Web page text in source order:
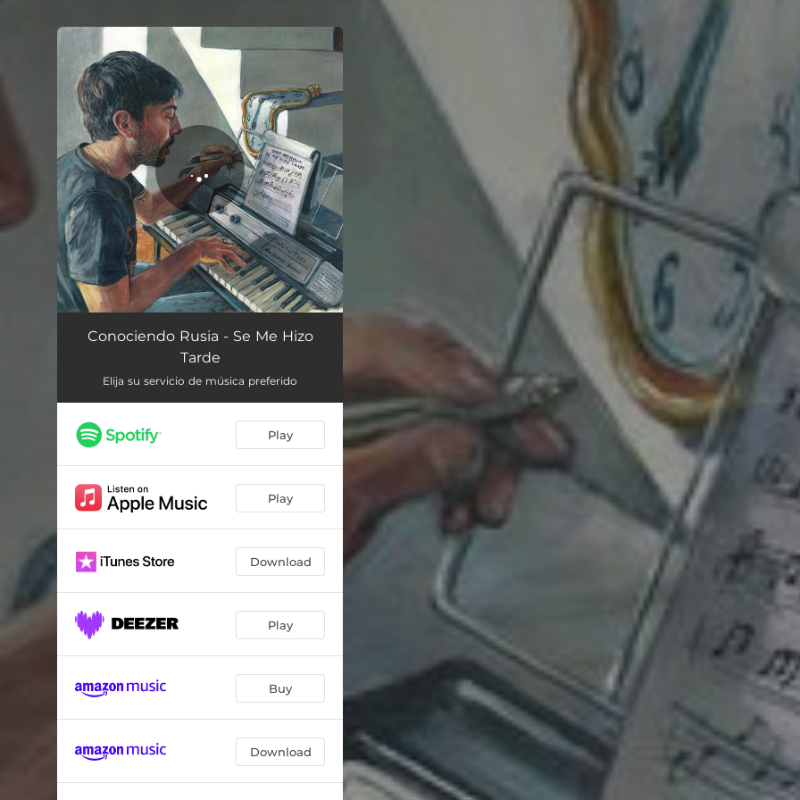
You're all set!
Se Me Hizo Tarde 03:57
Conociendo Rusia - Se Me Hizo
Tarde
Elija su servicio de música preferido
Play
Play
Download
Play
Buy
Download